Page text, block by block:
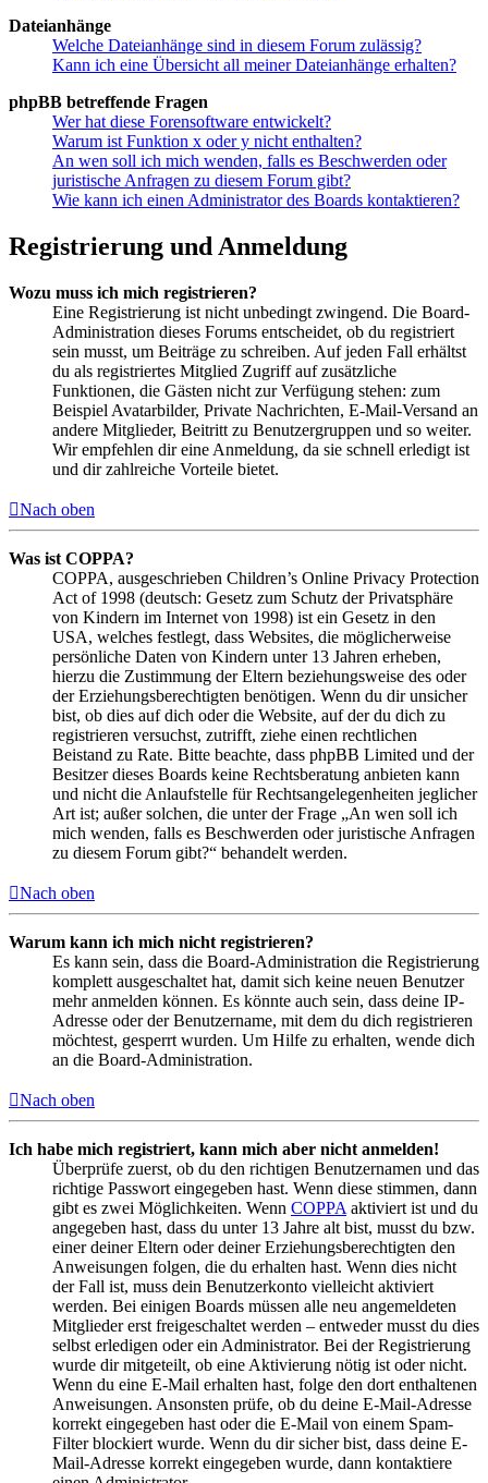
Dateianhänge
Welche Dateianhänge sind in diesem Forum zulässig?
Kann ich eine Übersicht all meiner Dateianhänge erhalten?
phpBB betreffende Fragen
Wer hat diese Forensoftware entwickelt?
Warum ist Funktion x oder y nicht enthalten?
An wen soll ich mich wenden, falls es Beschwerden oder
juristische Anfragen zu diesem Forum gibt?
Wie kann ich einen Administrator des Boards kontaktieren?
Registrierung und Anmeldung
Wozu muss ich mich registrieren?
Eine Registrierung ist nicht unbedingt zwingend. Die Board-
Administration dieses Forums entscheidet, ob du registriert
sein musst, um Beiträge zu schreiben. Auf jeden Fall erhältst
du als registriertes Mitglied Zugriff auf zusätzliche
Funktionen, die Gästen nicht zur Verfügung stehen: zum
Beispiel Avatarbilder, Private Nachrichten, E-Mail-Versand an
andere Mitglieder, Beitritt zu Benutzergruppen und so weiter.
Wir empfehlen dir eine Anmeldung, da sie schnell erledigt ist
und dir zahlreiche Vorteile bietet.
Nach oben
Was ist COPPA?
COPPA, ausgeschrieben Children’s Online Privacy Protection
Act of 1998 (deutsch: Gesetz zum Schutz der Privatsphäre
von Kindern im Internet von 1998) ist ein Gesetz in den
USA, welches festlegt, dass Websites, die möglicherweise
persönliche Daten von Kindern unter 13 Jahren erheben,
hierzu die Zustimmung der Eltern beziehungsweise des oder
der Erziehungsberechtigten benötigen. Wenn du dir unsicher
bist, ob dies auf dich oder die Website, auf der du dich zu
registrieren versuchst, zutrifft, ziehe einen rechtlichen
Beistand zu Rate. Bitte beachte, dass phpBB Limited und der
Besitzer dieses Boards keine Rechtsberatung anbieten kann
und nicht die Anlaufstelle für Rechtsangelegenheiten jeglicher
Art ist; außer solchen, die unter der Frage „An wen soll ich
mich wenden, falls es Beschwerden oder juristische Anfragen
zu diesem Forum gibt?“ behandelt werden.
Nach oben
Warum kann ich mich nicht registrieren?
Es kann sein, dass die Board-Administration die Registrierung
komplett ausgeschaltet hat, damit sich keine neuen Benutzer
mehr anmelden können. Es könnte auch sein, dass deine IP-
Adresse oder der Benutzername, mit dem du dich registrieren
möchtest, gesperrt wurden. Um Hilfe zu erhalten, wende dich
an die Board-Administration.
Nach oben
Ich habe mich registriert, kann mich aber nicht anmelden!
Überprüfe zuerst, ob du den richtigen Benutzernamen und das
richtige Passwort eingegeben hast. Wenn diese stimmen, dann
gibt es zwei Möglichkeiten. Wenn COPPA aktiviert ist und du
angegeben hast, dass du unter 13 Jahre alt bist, musst du bzw.
einer deiner Eltern oder deiner Erziehungsberechtigten den
Anweisungen folgen, die du erhalten hast. Wenn dies nicht
der Fall ist, muss dein Benutzerkonto vielleicht aktiviert
werden. Bei einigen Boards müssen alle neu angemeldeten
Mitglieder erst freigeschaltet werden – entweder musst du dies
selbst erledigen oder ein Administrator. Bei der Registrierung
wurde dir mitgeteilt, ob eine Aktivierung nötig ist oder nicht.
Wenn du eine E-Mail erhalten hast, folge den dort enthaltenen
Anweisungen. Ansonsten prüfe, ob du deine E-Mail-Adresse
korrekt eingegeben hast oder die E-Mail von einem Spam-
Filter blockiert wurde. Wenn du dir sicher bist, dass deine E-
Mail-Adresse korrekt eingegeben wurde, dann kontaktiere